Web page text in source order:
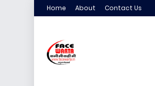
Home About Contact Us